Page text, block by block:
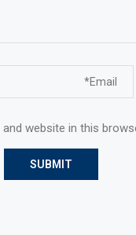
and website in this